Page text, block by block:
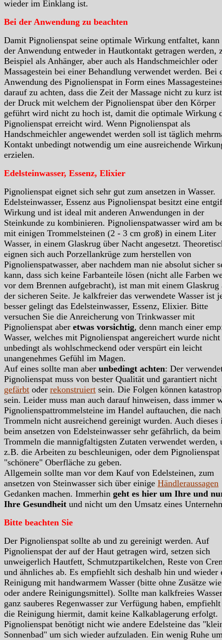
wieder im Einklang ist.
Bei der Anwendung zu beachten
Damit Pignolienspat seine optimale Wirkung entfaltet, kann
der Anwendung entweder in Hautkontakt getragen werden,
Beispiel als Anhänger, aber auch als Handschmeichler oder
Massagestein bei einer Behandlung verwendet werden. Bei
Anwendung des Pignolienspat in Form eines
darauf zu achten, dass die Zeit der Massage nicht zu kurz
der Druck mit welchem der Pignolienspat über den Körper
geführt wird nicht zu hoch ist, damit die optimale Wirkung
Pignolienspat erreicht wird. Wenn Pignolienspat als
Handschmeichler angewendet werden soll ist täglich
Kontakt unbedingt notwendig um eine ausreichende
erzielen.
Edelsteinwasser, Essenz, Elixier
Pignolienspat eignet sich sehr gut zum ansetzen in Wasser.
Edelsteinwasser, Essenz aus Pignolienspat besitzt eine
Wirkung und ist ideal mit anderen Anwendungen in der
Steinkunde zu kombinieren. Pignolienspatwasser wird am
mit einigen Trommelsteinen (2 - 3 cm groß) in einem Liter
Wasser, in einem Glaskrug über Nacht angesetzt.
eignen sich auch Porzellankrüge zum herstellen von
Pignolienspatwasser, aber nachdem man nie absolut sicher
kann, dass sich keine Farbanteile lösen (nicht alle Farben
vor dem Brennen aufgebracht), ist man mit einem Glaskrug
der sicheren Seite. Je kalkfreier das verwendete Wasser ist
besser gelingt das Edelsteinwasser, Essenz, Elixier. Bitte
versuchen Sie die Anreicherung von Trinkwasser mit
Pignolienspat aber etwas vorsichtig, denn manch einer
Wasser, welches mit Pignolienspat angereichert wurde nicht
unbedingt als wohlschmeckend oder verspürt ein leicht
unangenehmes Gefühl im Magen.
Auf eines sollte man aber unbedingt achten: Der
Pignolienspat muss von bester Qualität und garantiert nicht
gefärbt oder rekonstruiert sein. Die Folgen können
sein. Leider muss man auch darauf hinweisen, dass immer
Pignolienspattrommelsteine im Handel auftauchen, die
Trommeln nicht ausreichend gereinigt wurden. Auch dieses
beim ansetzen von Edelsteinwasser sehr gefährlich, da beim
Trommeln die mannigfaltigsten Zutaten verwendet werden,
z.B. die Arbeiten zu beschleunigen, oder dem Pignolienspat
"schönere" Oberfläche zu geben.
Allgemein sollte man vor dem Kauf von Edelsteinen, zum
ansetzen von Steinwasser sich über einige Händleraussagen
Gedanken machen. Immerhin geht es hier um Ihre und
Ihre Gesundheit und nicht um den Umsatz eines
Bitte beachten Sie
Der Pignolienspat sollte ab und zu gereinigt werden. Auf
Pignolienspat der auf der Haut getragen wird, setzen sich
unweigerlich Hautfett, Schmutzpartikelchen, Reste von
und ähnliches ab. Es empfiehlt sich deshalb hin und wieder
Reinigung mit handwarmem Wasser (bitte ohne Zusätze
oder andere Reinigungsmittel). Sollte man kalkfreies
ganz sauberes Regenwasser zur Verfügung haben,
die Reinigung hiermit, damit keine Kalkablagerung erfolgt.
Pignolienspat benötigt nicht wie andere Edelsteine das
Sonnenbad" um sich wieder aufzuladen. Ein wenig Ruhe